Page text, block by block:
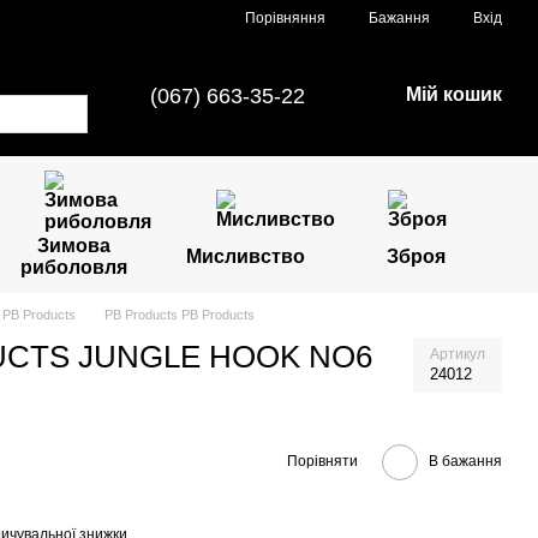
Порівняння Бажання Вхід
(067) 663-35-22 Мій кошик
Зимова
риболовля
Мисливство Зброя
PB Products PB Products PB Products
JUNGLE HOOK NO6 Артикул
24012
Порівняти В бажання
знижки